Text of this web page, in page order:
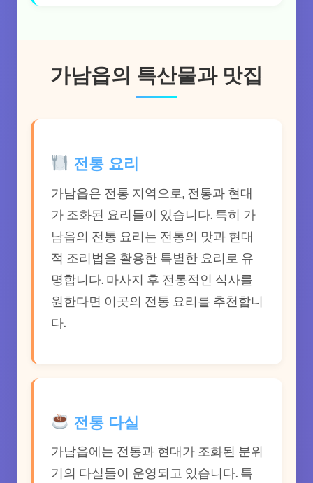
가남읍의 특산물과 맛집
전통 요리
가남읍은 전통 지역으로, 전통과 현대
가 조화된 요리들이 있습니다. 특히 가
남읍의 전통 요리는 전통의 맛과 현대
적 조리법을 활용한 특별한 요리로 유
명합니다. 마사지 후 전통적인 식사를
원한다면 이곳의 전통 요리를 추천합니
다.
전통 다실
가남읍에는 전통과 현대가 조화된 분위
기의 다실들이 운영되고 있습니다. 특